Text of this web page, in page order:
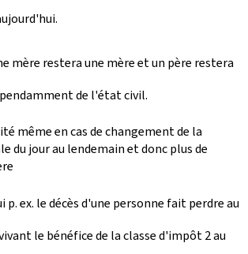
mère restera une mère et un père restera
de l'état civil.
même en cas de changement de la
du jour au lendemain et donc plus de
p. ex. le décès d'une personne fait perdre au
le bénéfice de la classe d'impôt 2 au